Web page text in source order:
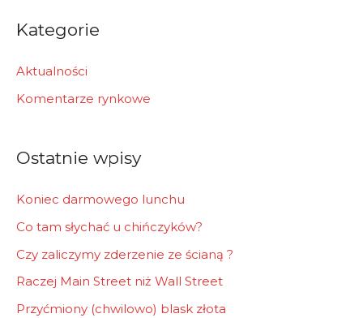
r
h
f
Kategorie
Aktualności
Komentarze rynkowe
Ostatnie wpisy
Koniec darmowego lunchu
Co tam słychać u chińczyków?
Czy zaliczymy zderzenie ze ścianą ?
Raczej Main Street niż Wall Street
Przyćmiony (chwilowo) blask złota